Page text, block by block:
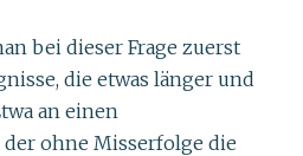
bei dieser Frage zuerst
die etwas länger und
an einen
ohne Misserfolge die